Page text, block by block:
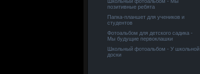
позитивные ребята
Папка-планшет для учеников и
студентов
Фотоальбом для детского садика -
Мы будущие первоклашки
Школьный фотоальбом - У школьной
доски